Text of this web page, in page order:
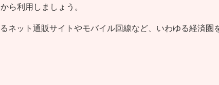
ら利用しましょう。
ネット通販サイトやモバイル回線など、いわゆる経済圏